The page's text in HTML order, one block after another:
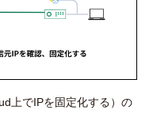
上でIPを固定化する）の